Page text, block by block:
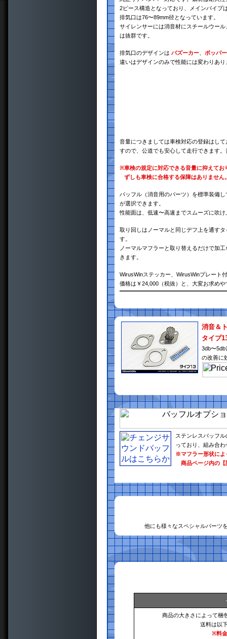
2ピース構造となっており、メインパイプ
排気口は76〜89mm径となっています。
サイレンサーには消音材にスチールウー
は抜群です。
排気口のデザインは バズーカー
ポッパー
違いはデザインのみで性能には変わりあ
音量につきましては車検対応の登録はし
すので、公道でも安心して走行できます
※車検の規定に対応できる音量に抑えて
ずしも車検に合格する保障はありませ
バッフル（消音用のパーツ）を標準装備
が選択できます。
性能面は、低速〜高速までスムーズに吹
取り回しはノーマルと同じデフ上を通す
す。
ノーマルマフラーと取り替えるだけで加
きます。
WirusWinステッカー、WirusWinプレート
価格は￥24,000（税抜）と、大変お求め
消音＆
タイプ
3db〜
の改善に
ステンレスバッフ
っており、組み合
※マフラー形状によ
商品ページ内の【
他にも様々なスペシャルパーツ
商品の大きさによって梱
送料は以
※料